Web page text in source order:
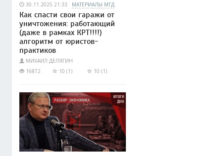
30.11.2025 21:33 МАТЕРИАЛЫ МГД
Как спасти свои гаражи от
уничтожения: работающий
(даже в рамках КРТ!!!!)
алгоритм от юристов-
практиков
МИХАИЛ ДЕЛЯГИН
16872
10 (1) 10 (1)